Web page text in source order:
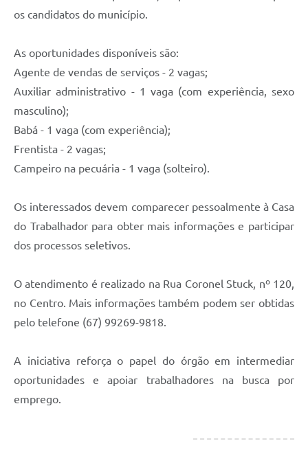
os candidatos do município.
As oportunidades disponíveis são:
Agente de vendas de serviços - 2 vagas;
Auxiliar administrativo - 1 vaga (com experiência, sexo
masculino);
Babá - 1 vaga (com experiência);
Frentista - 2 vagas;
Campeiro na pecuária - 1 vaga (solteiro).
Os interessados devem comparecer pessoalmente à Casa
do Trabalhador para obter mais informações e participar
dos processos seletivos.
O atendimento é realizado na Rua Coronel Stuck, nº 120,
no Centro. Mais informações também podem ser obtidas
pelo telefone (67) 99269-9818.
A iniciativa reforça o papel do órgão em intermediar
oportunidades e apoiar trabalhadores na busca por
emprego.